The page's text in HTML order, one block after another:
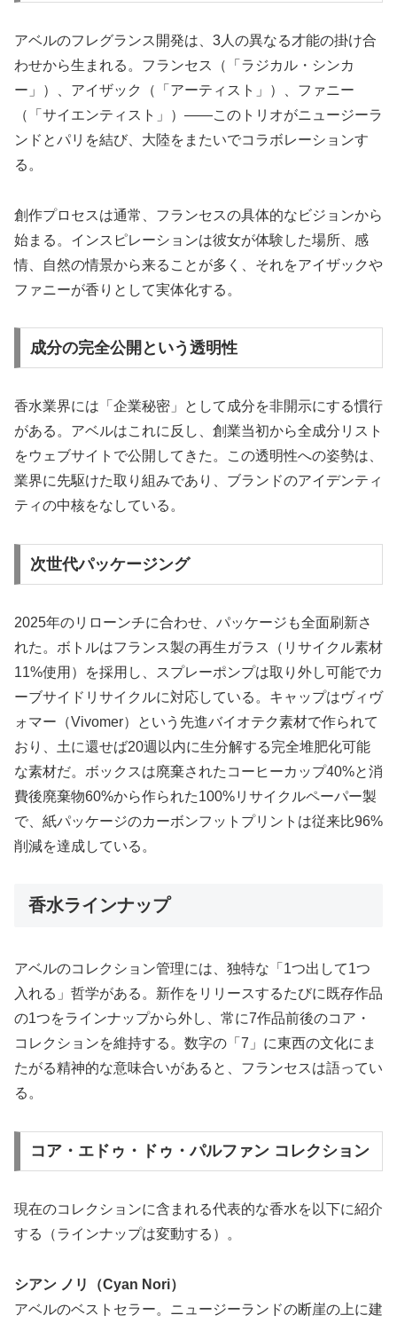
アベルのフレグランス開発は、3人の異なる才能の掛け合
わせから生まれる。フランセス（「ラジカル・シンカ
ー」）、アイザック（「アーティスト」）、ファニー
（「サイエンティスト」）——このトリオがニュージーラ
ンドとパリを結び、大陸をまたいでコラボレーションす
る。
創作プロセスは通常、フランセスの具体的なビジョンから
始まる。インスピレーションは彼女が体験した場所、感
情、自然の情景から来ることが多く、それをアイザックや
ファニーが香りとして実体化する。
成分の完全公開という透明性
香水業界には「企業秘密」として成分を非開示にする慣行
がある。アベルはこれに反し、創業当初から全成分リスト
をウェブサイトで公開してきた。この透明性への姿勢は、
業界に先駆けた取り組みであり、ブランドのアイデンティ
ティの中核をなしている。
次世代パッケージング
2025年のリローンチに合わせ、パッケージも全面刷新さ
れた。ボトルはフランス製の再生ガラス（リサイクル素材
11%使用）を採用し、スプレーポンプは取り外し可能でカ
ーブサイドリサイクルに対応している。キャップはヴィヴ
ォマー（Vivomer）という先進バイオテク素材で作られて
おり、土に還せば20週以内に生分解する完全堆肥化可能
な素材だ。ボックスは廃棄されたコーヒーカップ40%と消
費後廃棄物60%から作られた100%リサイクルペーパー製
で、紙パッケージのカーボンフットプリントは従来比96%
削減を達成している。
香水ラインナップ
アベルのコレクション管理には、独特な「1つ出して1つ
入れる」哲学がある。新作をリリースするたびに既存作品
の1つをラインナップから外し、常に7作品前後のコア・
コレクションを維持する。数字の「7」に東西の文化にま
たがる精神的な意味合いがあると、フランセスは語ってい
る。
コア・エドゥ・ドゥ・パルファン コレクション
現在のコレクションに含まれる代表的な香水を以下に紹介
する（ラインナップは変動する）。
シアン ノリ（Cyan Nori）
アベルのベストセラー。ニュージーランドの断崖の上に建